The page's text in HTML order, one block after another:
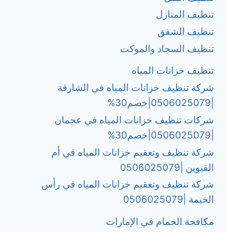
تنظيف المنازل
تنظيف الشقق
تنظيف السجاد والموكت
تنظيف خزانات المياه
شركة تنظيف خزانات المياه في الشارقة
شركات تنظيف خزانات المياه في عجمان
شركة تنظيف وتعقيم خزانات المياه في أم
القيوين |0506025079
شركة تنظيف وتعقيم خزانات المياه في رأس
الخيمة |0506025079
مكافحة الحمام في الإمارات